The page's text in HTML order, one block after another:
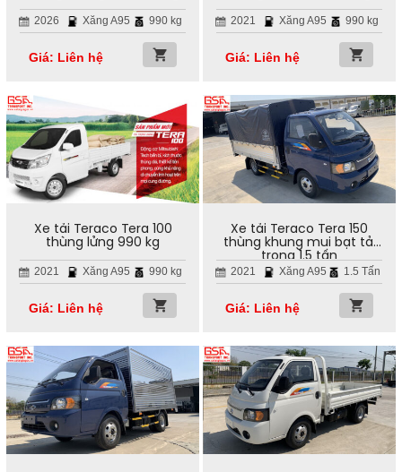
2026 Xăng A95 990 kg
Giá: Liên hệ
2021 Xăng A95 990 kg
Giá: Liên hệ
Xe tải Teraco Tera 100
thùng lửng 990 kg
2021 Xăng A95 990 kg
Giá: Liên hệ
Xe tải Teraco Tera 150
thùng khung mui bạt tải
trọng 1.5 tấn
2021 Xăng A95 1.5 Tấn
Giá: Liên hệ